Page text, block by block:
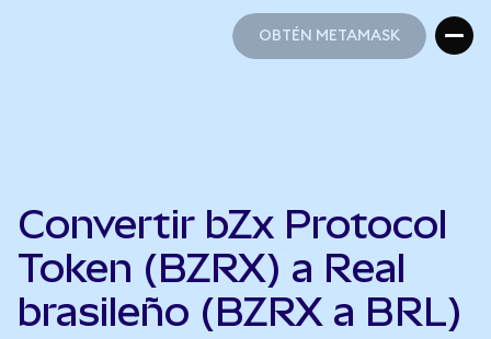
OBTÉN METAMASK
Convertir bZx Protocol
Token (BZRX) a Real
brasileño (BZRX a BRL)